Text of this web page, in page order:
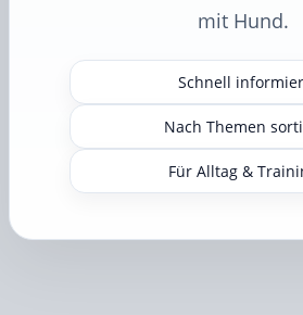
mit Hund.
Schnell
Nach Themen
Für Alltag &